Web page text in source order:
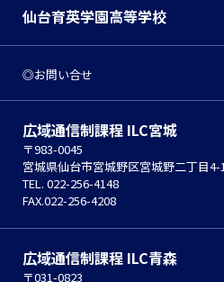
仙台育英学園高等学校
お問い合せ
広域通信制課程 ILC宮城
〒983-0045
宮城県仙台市宮城野区宮城野二丁目4-
TEL. 022-256-4148
FAX.022-256-4208
広域通信制課程 ILC青森
〒031-0823